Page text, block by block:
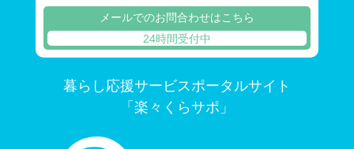
メールでのお問合わせはこちら
24時間受付中
暮らし応援サービスポータルサイト
「楽々くらサポ」